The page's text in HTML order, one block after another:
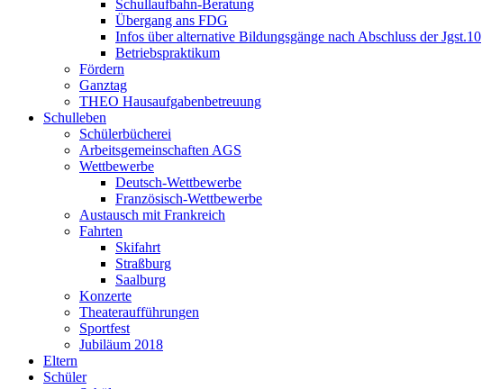
Schullaufbahn-Beratung
Übergang ans FDG
Infos über alternative Bildungsgänge nach Abschluss der Jgst.10
Betriebspraktikum
Fördern
Ganztag
THEO Hausaufgabenbetreuung
Schulleben
Schülerbücherei
Arbeitsgemeinschaften AGS
Wettbewerbe
Deutsch-Wettbewerbe
Französisch-Wettbewerbe
Austausch mit Frankreich
Fahrten
Skifahrt
Straßburg
Saalburg
Konzerte
Theateraufführungen
Sportfest
Jubiläum 2018
Eltern
Schüler